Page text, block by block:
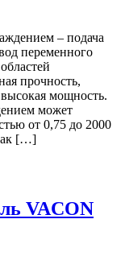
– подача
переменного
прочность,
мощность.
может
от 0,75 до 2000
[…]
VACON